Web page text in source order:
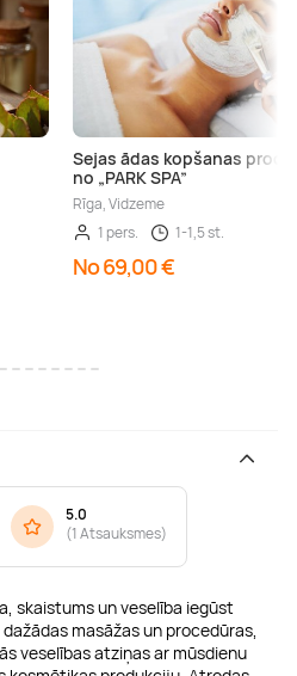
Sejas ādas kopšanas
no „PARK SPA”
Rīga, Vidzeme
1 pers.
1-1,5 st.
No 69,00 €
skaistums un veselība iegūst
masāžas un procedūras,
veselības atziņas ar mūsdienu
5.0
(1 Atsauksmes)